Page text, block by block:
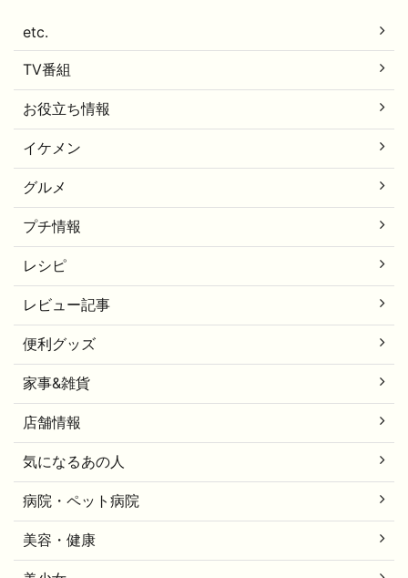
etc.
TV番組
お役立ち情報
イケメン
グルメ
プチ情報
レシピ
レビュー記事
便利グッズ
家事&雑貨
店舗情報
気になるあの人
病院・ペット病院
美容・健康